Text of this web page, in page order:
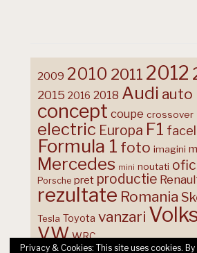
2009 2010 2011 2012
2015 2016 2018 Audi auto
concept coupe crossover
electric Europa F1
Formula 1 foto imagini
Mercedes mini noutati
Porsche pret productie
rezultate Romania
Tesla Toyota vanzari
VW WRC
Privacy & Cookies: This site uses cookies.